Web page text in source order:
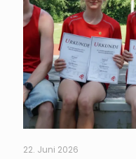
22. Juni 2026